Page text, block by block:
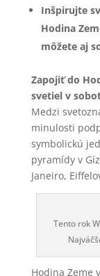
Inšpirujte
Hodina
môžete aj
Zapojiť do
svetiel v
Medzi
minulosti
symbolickú
pyramídy v
Janeiro,
Tento rok
Hodina Zeme